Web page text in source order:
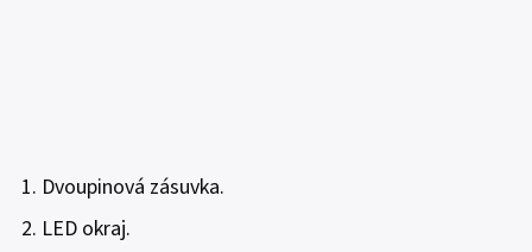
Dvoupinová zásuvka.
LED okraj.